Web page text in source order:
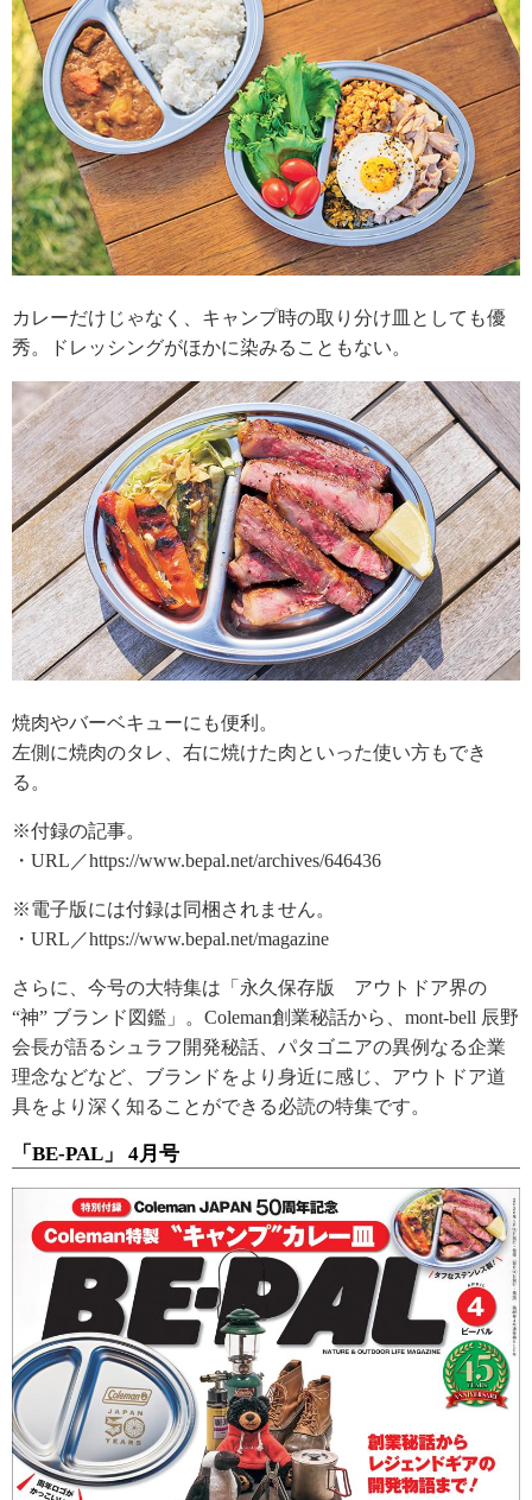
カレーだけじゃなく、キャンプ時の取り分け皿としても優
秀。ドレッシングがほかに染みることもない。
焼肉やバーベキューにも便利。
左側に焼肉のタレ、右に焼けた肉といった使い方もでき
る。
※付録の記事。
・URL／https://www.bepal.net/archives/646436
※電子版には付録は同梱されません。
・URL／https://www.bepal.net/magazine
さらに、今号の大特集は「永久保存版 アウトドア界の
“神” ブランド図鑑」。Coleman創業秘話から、mont-bell 辰野
会長が語るシュラフ開発秘話、パタゴニアの異例なる企業
理念などなど、ブランドをより身近に感じ、アウトドア道
具をより深く知ることができる必読の特集です。
「BE-PAL」 4月号